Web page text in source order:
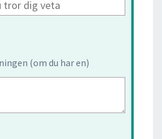
(om du har en)